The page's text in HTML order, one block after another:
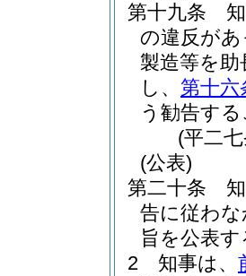
第十九条
の違反が
製造等を
し、 第十六
う勧告す
(平二
(公表)
第二十条
告に従わ
旨を公表
2
知事は、